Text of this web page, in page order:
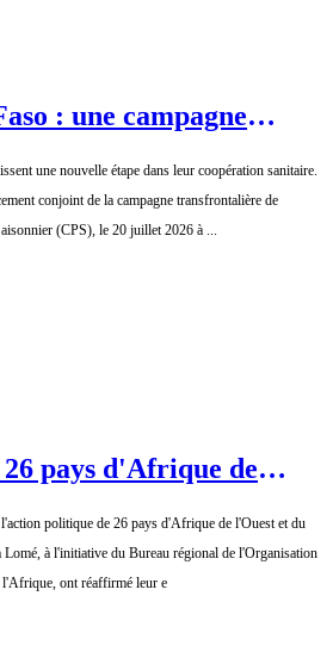
: une campagne
saisonnier
une nouvelle étape dans leur coopération sanitaire.
conjoint de la campagne transfrontalière de
(CPS), le 20 juillet 2026 à ...
pays d'Afrique de
d'ici 2030
politique de 26 pays d'Afrique de l'Ouest et du
à l'initiative du Bureau régional de l'Organisation
ont réaffirmé leur e